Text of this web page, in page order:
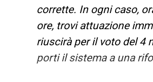
corrette. In ogni caso,
ore, trovi attuazione
riuscirà per il voto del 4
porti il sistema a una